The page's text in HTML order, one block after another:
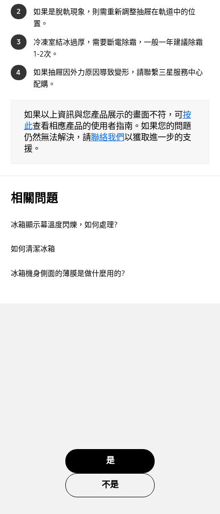
2
如果是脫軌現象，則需重新調整抽屜在軌道中的位
置。
3
冷凍室結冰過厚，需要斷電除霜，一般一年建議除霜
1-2次。
4
如果抽屜因外力原因導致變形，請聯繫三星服務中心
配購。
如果以上資訊與您產品展示的畫面不符，可按
此查看相應產品的使用者指南。如果您的問題
仍然無法解決，請聯絡我們以獲取進一步的支
援。
相關問題
冰箱顯示幕溫度閃爍，如何處理?
如何清潔冰箱
冰箱機身側面的薄膜是做什麼用的?
是
不是